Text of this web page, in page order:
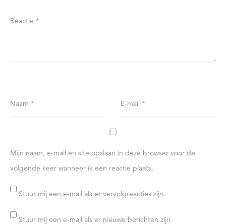
Reactie *
Naam * E-mail *
Mijn naam, e-mail en site opslaan in deze browser voor de
volgende keer wanneer ik een reactie plaats.
Stuur mij een e-mail als er vervolgreacties zijn.
Stuur mij een e-mail als er nieuwe berichten zijn.